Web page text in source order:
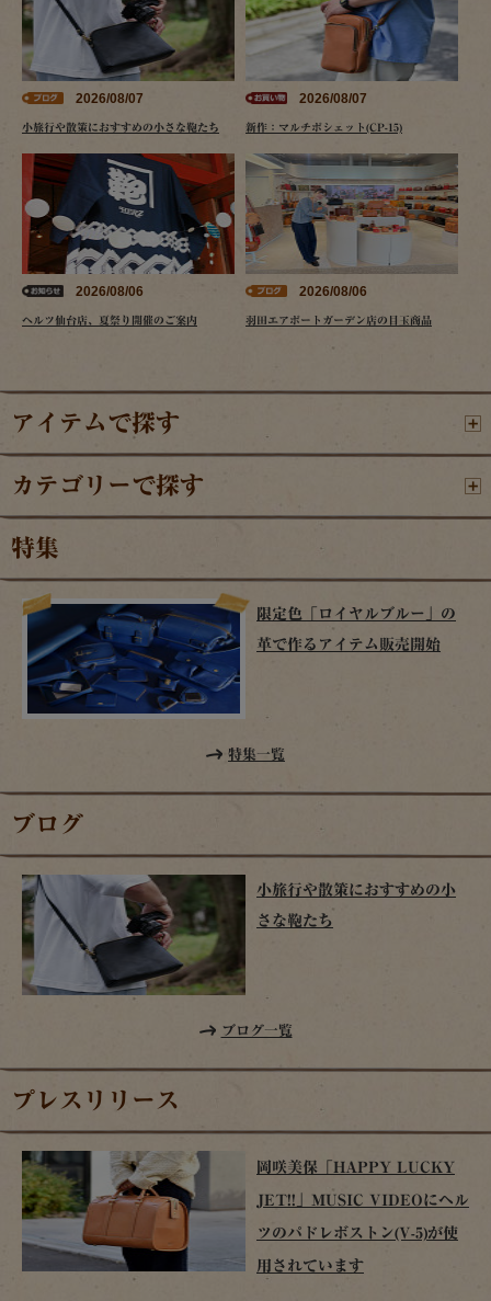
2026/08/07
小旅行や散策におすすめの小さな鞄たち
2026/08/07
新作：マルチポシェット(CP-15)
2026/08/06
ヘルツ仙台店、夏祭り開催のご案内
2026/08/06
羽田エアポートガーデン店の目玉商品
アイテムで探す
カテゴリーで探す
特集
限定色「ロイヤルブルー」の
革で作るアイテム販売開始
特集一覧
ブログ
小旅行や散策におすすめの小
さな鞄たち
ブログ一覧
プレスリリース
岡咲美保「HAPPY LUCKY
JET!!」MUSIC VIDEOにヘル
ツのパドレボストン(V-5)が使
用されています